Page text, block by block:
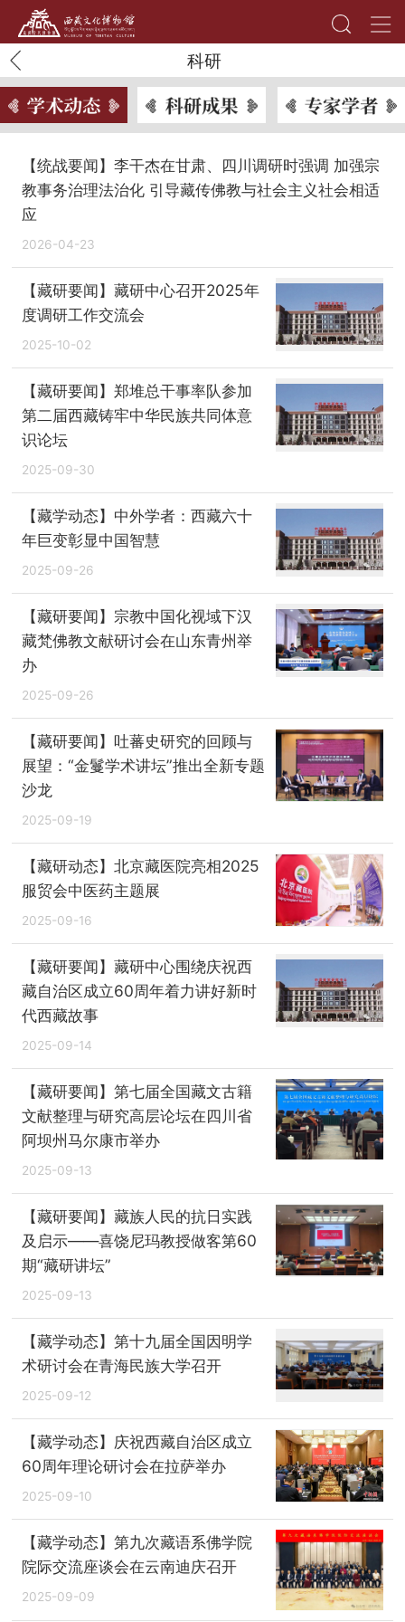
科研
【统战要闻】李干杰在甘肃、四川调研时强调 加强宗
教事务治理法治化 引导藏传佛教与社会主义社会相适
应
2026-04-23
【藏研要闻】藏研中心召开2025年
度调研工作交流会
2025-10-02
【藏研要闻】郑堆总干事率队参加
第二届西藏铸牢中华民族共同体意
识论坛
2025-09-30
【藏学动态】中外学者：西藏六十
年巨变彰显中国智慧
2025-09-26
【藏研要闻】宗教中国化视域下汉
藏梵佛教文献研讨会在山东青州举
办
2025-09-26
【藏研要闻】吐蕃史研究的回顾与
展望：“金鬘学术讲坛”推出全新专题
沙龙
2025-09-19
【藏研动态】北京藏医院亮相2025
服贸会中医药主题展
2025-09-16
【藏研要闻】藏研中心围绕庆祝西
藏自治区成立60周年着力讲好新时
代西藏故事
2025-09-14
【藏研要闻】第七届全国藏文古籍
文献整理与研究高层论坛在四川省
阿坝州马尔康市举办
2025-09-13
【藏研要闻】藏族人民的抗日实践
及启示——喜饶尼玛教授做客第60
期“藏研讲坛”
2025-09-13
【藏学动态】第十九届全国因明学
术研讨会在青海民族大学召开
2025-09-12
【藏学动态】庆祝西藏自治区成立
60周年理论研讨会在拉萨举办
2025-09-10
【藏学动态】第九次藏语系佛学院
院际交流座谈会在云南迪庆召开
2025-09-09